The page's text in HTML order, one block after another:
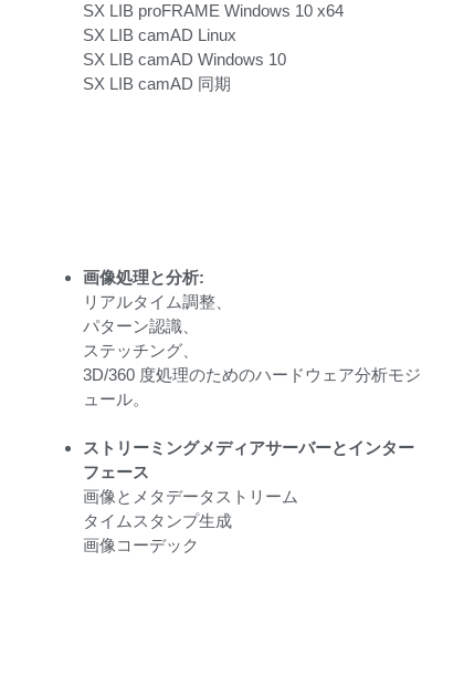
SX LIB proFRAME Windows 10 x64
SX LIB camAD Linux
SX LIB camAD Windows 10
SX LIB camAD 同期
画像処理と分析:
リアルタイム調整、
パターン認識、
ステッチング、
3D/360 度処理のためのハードウェア分析モジ
ュール。
ストリーミングメディアサーバーとインター
フェース
画像とメタデータストリーム
タイムスタンプ生成
画像コーデック